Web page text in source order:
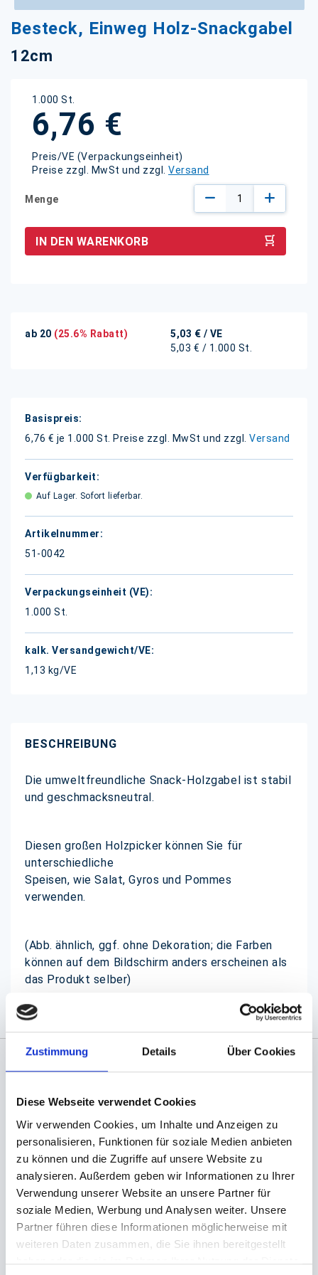
Zustimmung Details Über Cookies
Diese Webseite verwendet Cookies
Wir verwenden Cookies, um Inhalte und Anzeigen zu
personalisieren, Funktionen für soziale Medien anbieten
zu können und die Zugriffe auf unsere Website zu
analysieren. Außerdem geben wir Informationen zu Ihrer
Verwendung unserer Website an unsere Partner für
soziale Medien, Werbung und Analysen weiter. Unsere
Partner führen diese Informationen möglicherweise mit
weiteren Daten zusammen, die Sie ihnen bereitgestellt
Besteck, Einweg Holz-Snackgabel
12cm
1.000 St.
6,76 €
Preis/VE (Verpackungseinheit)
Preise zzgl. MwSt und zzgl. Versand
Menge
IN DEN WARENKORB
ab 20 (25.6% Rabatt) 5,03 € / VE
5,03 € / 1.000 St.
Weitere
Informationen
6,76 € je 1.000 St. Preise zzgl. MwSt und zzgl. Versand
Auf Lager. Sofort lieferbar.
51-0042
1.000 St.
1,13 kg/VE
Anfang
der
Bildgalerie
BESCHREIBUNG
Die umweltfreundliche Snack-Holzgabel ist stabil
und geschmacksneutral.
Diesen großen Holzpicker können Sie für
unterschiedliche
Speisen, wie Salat, Gyros und Pommes
verwenden.
(Abb. ähnlich, ggf. ohne Dekoration; die Farben
können auf dem Bildschirm anders erscheinen als
das Produkt selber)
Produktsicherheitsverordnung:packpack.de GmbH, Am
Sie könnten auch an folgenden Artikeln
interessiert sein